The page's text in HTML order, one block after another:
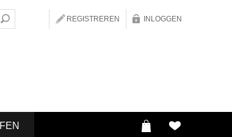
REGISTREREN INLOGGEN